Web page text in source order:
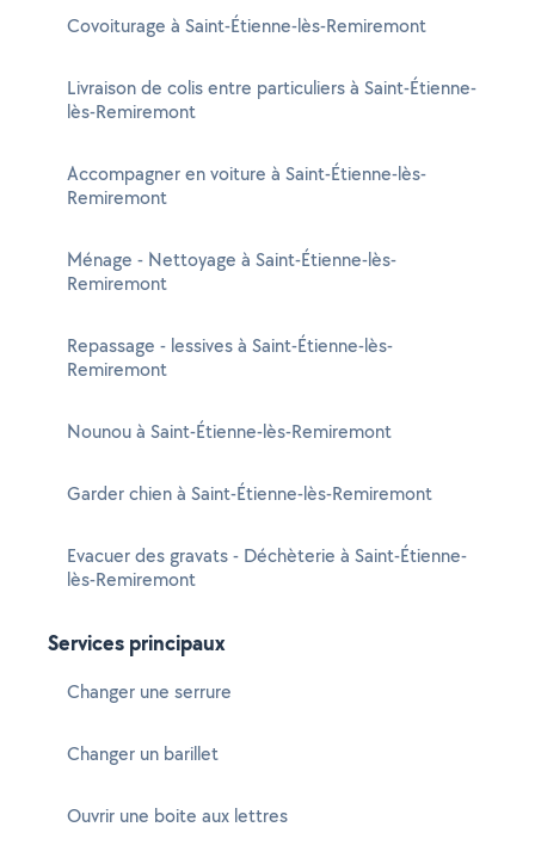
Covoiturage à Saint-Étienne-lès-Remiremont
Livraison de colis entre particuliers à Saint-Étienne-
lès-Remiremont
Accompagner en voiture à Saint-Étienne-lès-
Remiremont
Ménage - Nettoyage à Saint-Étienne-lès-
Remiremont
Repassage - lessives à Saint-Étienne-lès-
Remiremont
Nounou à Saint-Étienne-lès-Remiremont
Garder chien à Saint-Étienne-lès-Remiremont
Evacuer des gravats - Déchèterie à Saint-Étienne-
lès-Remiremont
Services principaux
Changer une serrure
Changer un barillet
Ouvrir une boite aux lettres